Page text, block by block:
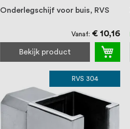
Onderlegschijf voor buis, RVS
Vanaf € 10,16
Bekijk product
RVS 304